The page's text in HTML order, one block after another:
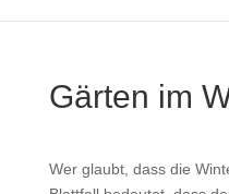
Gärten im
Wer glaubt, dass die